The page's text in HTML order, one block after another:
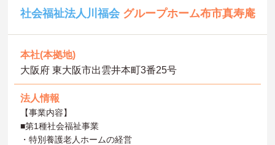
社会福祉法人川福会 グループホーム布市真寿庵
本社(本拠地)
大阪府 東大阪市出雲井本町3番25号
法人情報
【事業内容】
■第1種社会福祉事業
・特別養護老人ホームの経営